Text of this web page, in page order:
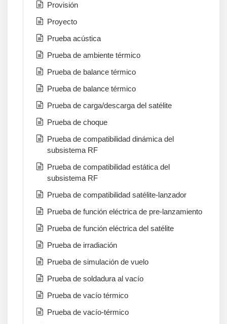
Provisión
Proyecto
Prueba acústica
Prueba de ambiente térmico
Prueba de balance térmico
Prueba de balance térmico
Prueba de carga/descarga del satélite
Prueba de choque
Prueba de compatibilidad dinámica del
subsistema RF
Prueba de compatibilidad estática del
subsistema RF
Prueba de compatibilidad satélite-lanzador
Prueba de función eléctrica de pre-lanzamiento
Prueba de función eléctrica del satélite
Prueba de irradiación
Prueba de simulación de vuelo
Prueba de soldadura al vacío
Prueba de vacío térmico
Prueba de vacío-térmico